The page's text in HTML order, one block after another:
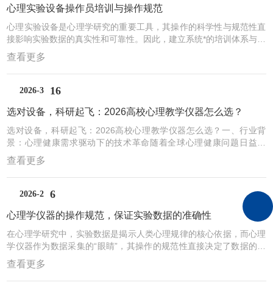
步推动学校、社区、企事业单位配置标准化心理评估工具。这些...
心理实验设备操作员培训与操作规范
心理实验设备是心理学研究的重要工具，其操作的科学性与规范性直
接影响实验数据的真实性和可靠性。因此，建立系统*的培训体系与严
格的操作规范，是保障心理实验顺利开展的关键。一、设备操作员培
训心理实验设备操作员的培训应坚持理论与实践并重的原则，涵盖基
础知识、设备操作、应急处理等多个层面。在基础理论培训阶段，操
作员需要系统学习心理学实验的基本原理，包括实验设计方法、变量
设备的工作原理，如眼动仪、脑电图仪、生理多导仪、生物反馈仪...
查看更多
2026-3 16
选对设备，科研起飞：2026高校心理教学仪器怎么选？
选对设备，科研起飞：2026高校心理教学仪器怎么选？一、行业背
景：心理健康需求驱动下的技术革命随着全球心理健康问题日益凸
显，心理实验台作为心理学研究、教育及临床干预的核心工具，正迎
来发展机遇。中国心理实验台市场规模从2022年的638.1亿元预计增
长至2030年的1450亿元，年复合增长率达18.5%。这一增长背后，
是三大核心驱动力：政策红利释放：国家“健康中国2030”战略将心理
健康纳入公共卫生体系，教育部要求中小学每校配备专职心理教师，
推动设备标准化采购。技术跨界融合：A...
查看更多
2026-2 6
心理学仪器的操作规范，保证实验数据的准确性
在心理学研究中，实验数据是揭示人类心理规律的核心依据，而心理
学仪器作为数据采集的“眼睛”，其操作的规范性直接决定了数据的真
实性与可靠性。从反应时测试仪到脑电采集系统，从眼动追踪仪到生
物反馈仪，每一台仪器的背后都关联着复杂的心理过程与科学假设。
唯有严格遵循操作规范，才能避免误差干扰，让数据真正“说话”。规
查看更多